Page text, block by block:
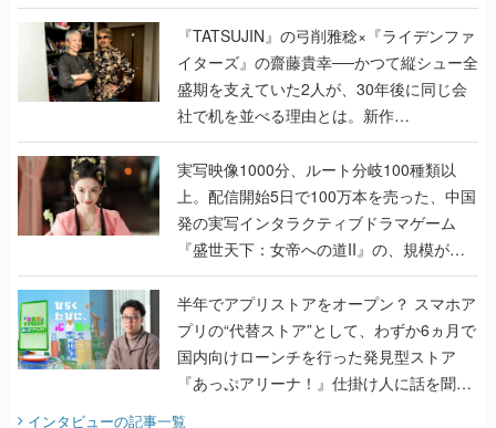
で作り込まれた理由を両ディレクターに聞
く
『TATSUJIN』の弓削雅稔×『ライデンファ
イターズ』の齋藤貴幸──かつて縦シュー全
盛期を支えていた2人が、30年後に同じ会
社で机を並べる理由とは。新作
『TATSUJIN EXTREME』で初タッグを組
んだレジェンド2人に訊く開発秘話
実写映像1000分、ルート分岐100種類以
上。配信開始5日で100万本を売った、中国
発の実写インタラクティブドラマゲーム
『盛世天下：女帝への道II』の、規模が違
うこだわりをプロデューサーに聞いた
半年でアプリストアをオープン？ スマホア
プリの“代替ストア”として、わずか6ヵ月で
国内向けローンチを行った発見型ストア
『あっぷアリーナ！』仕掛け人に話を聞い
インタビューの記事一覧